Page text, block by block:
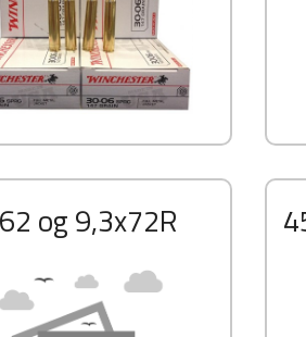
og 9,3x72R